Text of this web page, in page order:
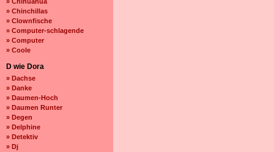
» Chinchillas
» Clownfische
» Computer-schlagende
» Computer
» Coole
D wie Dora
» Dachse
» Danke
» Daumen-Hoch
» Daumen Runter
» Degen
» Delphine
» Detektiv
» Dj